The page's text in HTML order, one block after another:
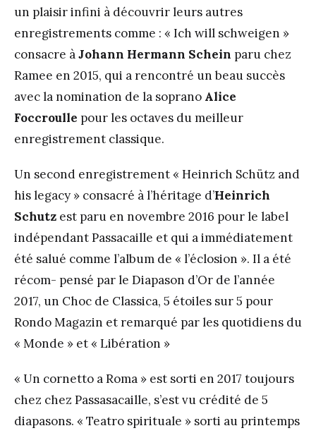
un plaisir infini à découvrir leurs autres
enregistrements comme : « Ich will schweigen »
consacre àJohann Hermann Schein paru chez
Ramee en 2015, qui a rencontré un beau succès
avec la nomination de la soprano Alice
Foccroulle pour les octaves du meilleur
enregistrement classique.
Un second enregistrement « Heinrich Schütz and
his legacy » consacré à l’héritage d’Heinrich
Schutz est paru en novembre 2016 pour le label
indépendant Passacaille et qui a immédiatement
été salué comme l’album de « l’éclosion ». Il a été
récom- pensé par le Diapason d’Or de l’année
2017, un Choc de Classica, 5 étoiles sur 5 pour
Rondo Magazin et remarqué par les quotidiens du
« Monde » et « Libération »
« Un cornetto a Roma » est sorti en 2017 toujours
chez chez Passasacaille, s’est vu crédité de 5
diapasons. « Teatro spirituale » sorti au printemps